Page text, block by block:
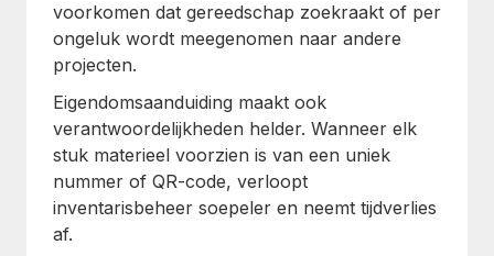
voorkomen dat gereedschap zoekraakt of per
ongeluk wordt meegenomen naar andere
projecten.
Eigendomsaanduiding maakt ook
verantwoordelijkheden helder. Wanneer elk
stuk materieel voorzien is van een uniek
nummer of QR-code, verloopt
inventarisbeheer soepeler en neemt tijdverlies
af.